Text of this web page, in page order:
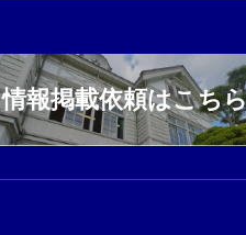
情報掲載依頼はこち